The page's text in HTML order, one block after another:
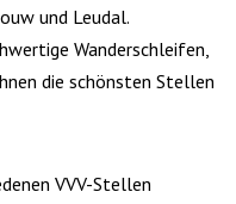
und Leudal.
Wanderschleifen,
die schönsten Stellen
VVV-Stellen